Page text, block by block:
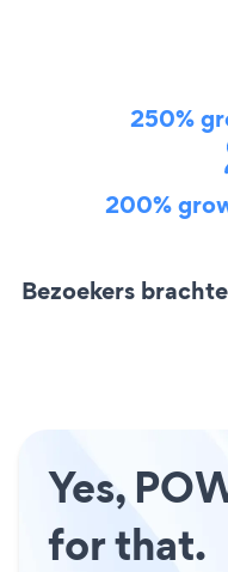
250%
200%
Bezoekers
Yes,
for that.